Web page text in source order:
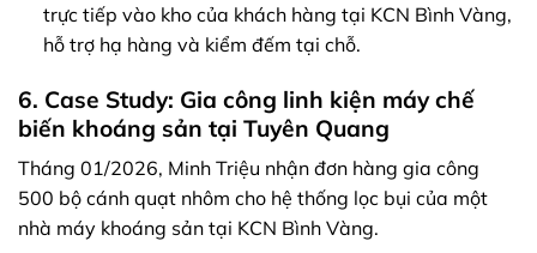
trực tiếp vào kho của khách hàng tại KCN Bình Vàng,
hỗ trợ hạ hàng và kiểm đếm tại chỗ.
6. Case Study: Gia công linh kiện máy chế
biến khoáng sản tại Tuyên Quang
Tháng 01/2026, Minh Triệu nhận đơn hàng gia công
500 bộ cánh quạt nhôm cho hệ thống lọc bụi của một
nhà máy khoáng sản tại KCN Bình Vàng.